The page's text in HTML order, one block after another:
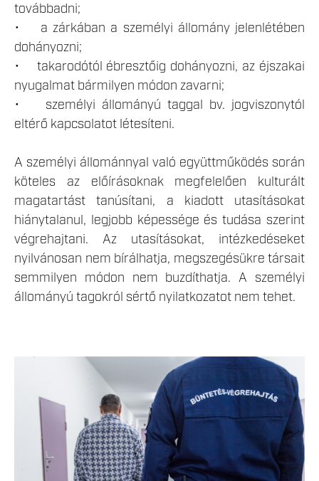
továbbadni;
• a zárkában a személyi állomány jelenlétében
dohányozni;
• takarodótól ébresztőig dohányozni, az éjszakai
nyugalmat bármilyen módon zavarni;
• személyi állományú taggal bv. jogviszonytól
eltérő kapcsolatot létesíteni.
A személyi állománnyal való együttműködés során
köteles az előírásoknak megfelelően kulturált
magatartást tanúsítani, a kiadott utasításokat
hiánytalanul, legjobb képessége és tudása szerint
végrehajtani. Az utasításokat, intézkedéseket
nyilvánosan nem bírálhatja, megszegésükre társait
semmilyen módon nem buzdíthatja. A személyi
állományú tagokról sértő nyilatkozatot nem tehet.
LEKICSINYITETT_2-35.JPG